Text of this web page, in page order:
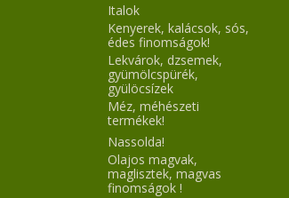
Italok
Kenyerek, kalácsok, sós,
édes finomságok!
Lekvárok, dzsemek,
gyümölcspürék,
gyülöcsízek
Méz, méhészeti
termékek!
Nassolda!
Olajos magvak,
maglisztek, magvas
finomságok !